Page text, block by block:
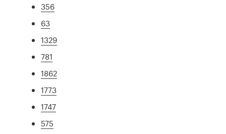
356
63
1329
781
1862
1773
1747
575